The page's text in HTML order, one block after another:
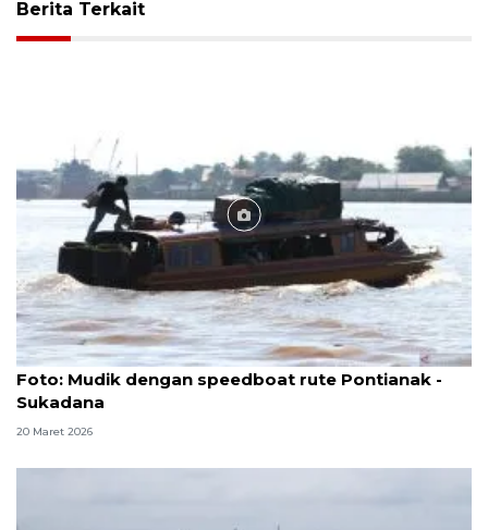
Berita Terkait
Foto
Foto: Mudik dengan speedboat rute Pontianak -
Sukadana
20 Maret 2026